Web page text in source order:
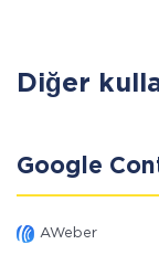
Diğer
Google
AWeber